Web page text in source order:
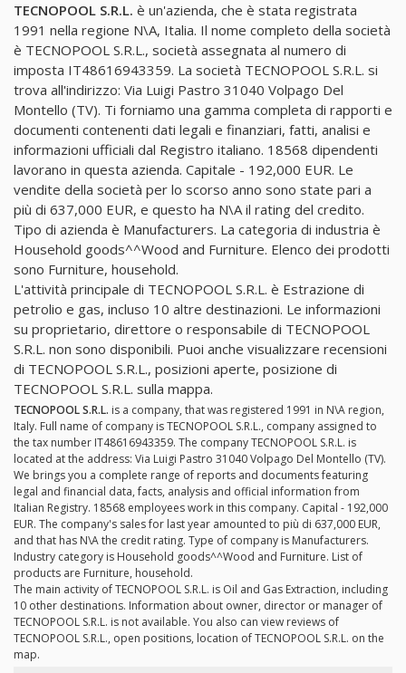
TECNOPOOL S.R.L. è un'azienda, che è stata registrata
1991 nella regione N\A, Italia. Il nome completo della società
è TECNOPOOL S.R.L., società assegnata al numero di
imposta IT48616943359. La società TECNOPOOL S.R.L. si
trova all'indirizzo: Via Luigi Pastro 31040 Volpago Del
Montello (TV). Ti forniamo una gamma completa di rapporti e
documenti contenenti dati legali e finanziari, fatti, analisi e
informazioni ufficiali dal Registro italiano. 18568 dipendenti
lavorano in questa azienda. Capitale - 192,000 EUR. Le
vendite della società per lo scorso anno sono state pari a
più di 637,000 EUR, e questo ha N\A il rating del credito.
Tipo di azienda è Manufacturers. La categoria di industria è
Household goods^^Wood and Furniture. Elenco dei prodotti
sono Furniture, household.
L'attività principale di TECNOPOOL S.R.L. è Estrazione di
petrolio e gas, incluso 10 altre destinazioni. Le informazioni
su proprietario, direttore o responsabile di TECNOPOOL
S.R.L. non sono disponibili. Puoi anche visualizzare recensioni
di TECNOPOOL S.R.L., posizioni aperte, posizione di
TECNOPOOL S.R.L. sulla mappa.
TECNOPOOL S.R.L. is a company, that was registered 1991 in N\A region,
Italy. Full name of company is TECNOPOOL S.R.L., company assigned to
the tax number IT48616943359. The company TECNOPOOL S.R.L. is
located at the address: Via Luigi Pastro 31040 Volpago Del Montello (TV).
We brings you a complete range of reports and documents featuring
legal and financial data, facts, analysis and official information from
Italian Registry. 18568 employees work in this company. Capital - 192,000
EUR. The company's sales for last year amounted to più di 637,000 EUR,
and that has N\A the credit rating. Type of company is Manufacturers.
Industry category is Household goods^^Wood and Furniture. List of
products are Furniture, household.
The main activity of TECNOPOOL S.R.L. is Oil and Gas Extraction, including
10 other destinations. Information about owner, director or manager of
TECNOPOOL S.R.L. is not available. You also can view reviews of
TECNOPOOL S.R.L., open positions, location of TECNOPOOL S.R.L. on the
map.